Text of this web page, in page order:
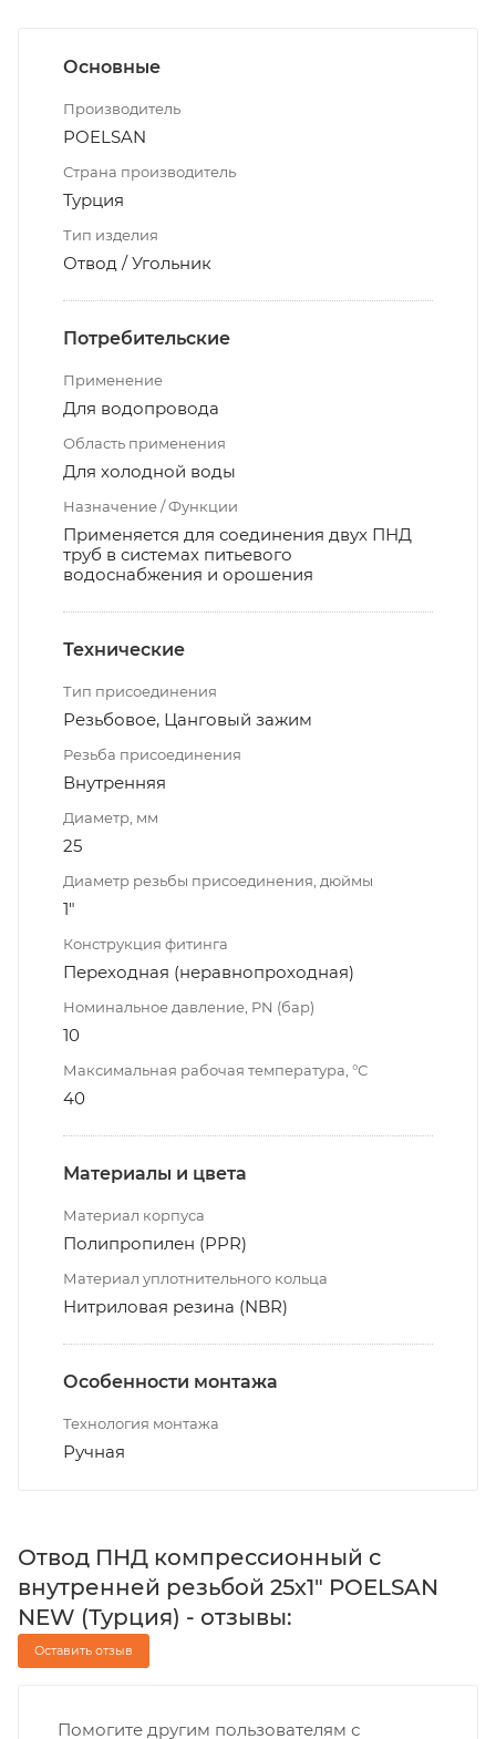
Основные
Производитель
POELSAN
Страна производитель
Турция
Тип изделия
Отвод / Угольник
Потребительские
Применение
Для водопровода
Область применения
Для холодной воды
Назначение / Функции
Применяется для соединения двух ПНД
труб в системах питьевого
водоснабжения и орошения
Технические
Тип присоединения
Резьбовое, Цанговый зажим
Резьба присоединения
Внутренняя
Диаметр, мм
25
Диаметр резьбы присоединения, дюймы
1"
Конструкция фитинга
Переходная (неравнопроходная)
Номинальное давление, PN (бар)
10
Максимальная рабочая температура, °С
40
Материалы и цвета
Материал корпуса
Полипропилен (PPR)
Материал уплотнительного кольца
Нитриловая резина (NBR)
Особенности монтажа
Технология монтажа
Ручная
Отвод ПНД компрессионный с
внутренней резьбой 25х1" POELSAN
NEW (Турция) - отзывы:
Оставить отзыв
Помогите другим пользователям с